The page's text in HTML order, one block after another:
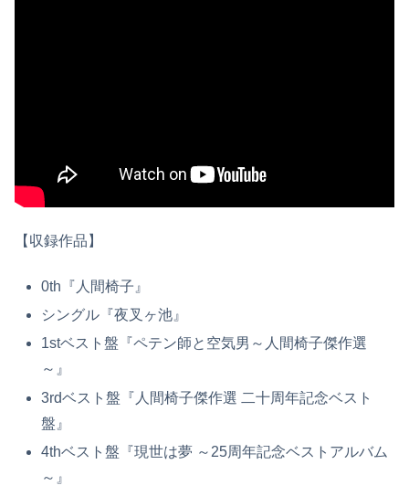
【収録作品】
0th『人間椅子』
シングル『夜叉ヶ池』
1stベスト盤『ペテン師と空気男～人間椅子傑作選
～』
3rdベスト盤『人間椅子傑作選 二十周年記念ベスト
盤』
4thベスト盤『現世は夢 ～25周年記念ベストアルバム
～』